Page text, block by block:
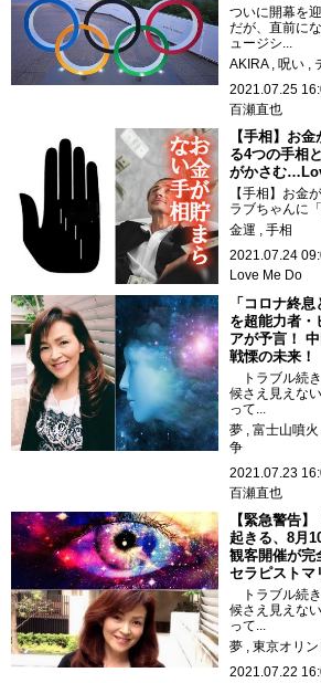
ついに開幕を
だが、直前に
ュージシ...
AKIRA
呪い
2021.07.25
百瀬直也
【手相】お
る4つの手相
がかさむ
【手相】お
ラブちゃんに
金運
手相
2021.07.24
Love Me Do
「コロナ終
を超能力者・
アが予言！
戦慄の未来！
トラブル続
候さえ見えな
って...
夢
富士山噴火
争
2021.07.23
百瀬直也
【緊急警告
起きる、8月
観客開催が完
セラピストマ
トラブル続
候さえ見えな
って...
夢
東京オリン
2021.07.22